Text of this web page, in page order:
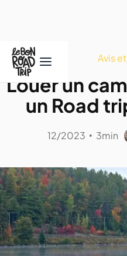
Avis
Louer un
un Road
12/2023 • 3min